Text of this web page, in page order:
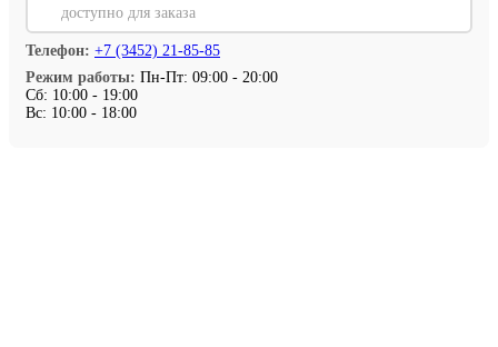
доступно для заказа
Телефон: +7 (3452) 21-85-85
Режим работы: Пн-Пт: 09:00 - 20:00
Сб: 10:00 - 19:00
Вс: 10:00 - 18:00